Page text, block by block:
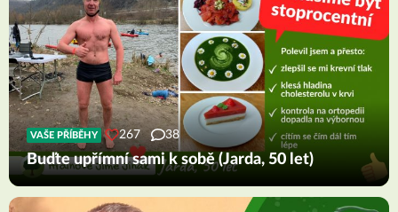
VAŠE PŘÍBĚHY 267 38
Buďte upřímní sami k sobě (Jarda, 50 let)